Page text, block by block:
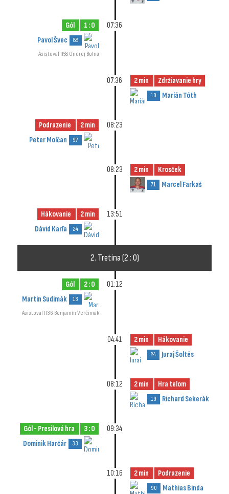
07:36
Gól 1 : 0
88
Pavol Švec
Asistoval #58 Ondrej Bolna
07:36 2 min Zdržiavanie hry
10 Marián Tóth
08:23
Podrazenie 2 min
97
Peter Molčan
08:23 2 min Krosček
71 Marcel Farkaš
13:51
Hákovanie 2 min
24
Dávid Karľa
2. Tretina (2 : 0)
01:12
Gól 2 : 0
13
Martin Sudimák
Asistoval #36 Benjamín Verčimák
04:41 2 min Hákovanie
84 Juraj Šoltés
08:12 2 min Hra telom
19 Richard Sekerák
09:34
Gól - Presilová hra 3 : 0
33
Dominik Harčár
10:16 2 min Podrazenie
90 Mathias Binda